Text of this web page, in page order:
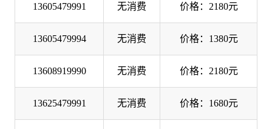
13605479991 无消费 价格：2180元
13605479994 无消费 价格：1380元
13608919990 无消费 价格：2180元
13625479991 无消费 价格：1680元